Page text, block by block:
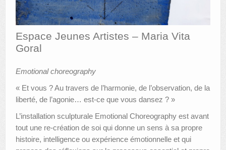
ANIMATIONS DES MUSÉES
PUBLICATIONS
LE PORTAIL DES COLLECTIONS
Espace Jeunes Artistes – Maria Vita
Goral
Emotional choreography
« Et vous ? Au travers de l’harmonie, de l’observation, de la
liberté, de l’agonie… est-ce que vous dansez ? »
L’installation sculpturale Emotional Choreography est avant
tout une re-création de soi qui donne un sens à sa propre
histoire, intelligence ou expérience émotionnelle et qui